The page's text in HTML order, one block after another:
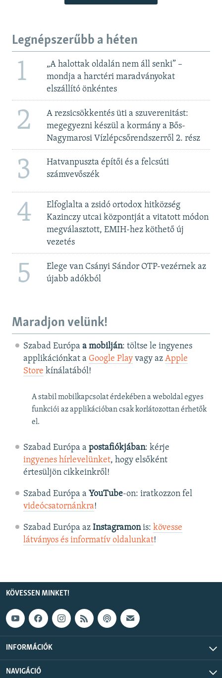
Legnépszerűbb a héten
1
„A halottak oldalán nem áll senki” –
mondja a harctéri maradványokat
elszállító önkéntes
2
A rezsicsökkentés üti a szuverenitást:
megegyezni készül a kormány a Bős-
Nagymarosi Vízlépcsőrendszerről 2. rész
3
Hatvanpuszta építői és a felcsúti
számvevőszék
4
Elfoglalta a zsidó ortodox hitközség
Kazinczy utcai központját a vitatott módon
megválasztott, EMIH-hez köthető új
vezetés
5
Elege van Csányi Sándor OTP-vezérnek az
újabb adókból
Maradjon velünk!
Szabad Európa a mobilján: töltse le ingyenes
applikációnkat a Google Playvagy az Apple
Store kínálatából!
A stabil mobilkapcsolat érdekében a weboldal egyes
funkciói az applikációban csak korlátozottan érhetők
el.
Szabad Európa a postafiókjában: kérje
ingyenes hírlevelünket, hogy elsőként
értesüljön cikkeinkről!
Szabad Európa a YouTube-on: iratkozzon fel
videócsatornánkra!
Szabad Európa az Instagramonis: kövesse
látványos és informatív oldalunkat! ​
KÖVESSEN MINKET!
INFORMÁCIÓK
NAVIGÁCIÓ